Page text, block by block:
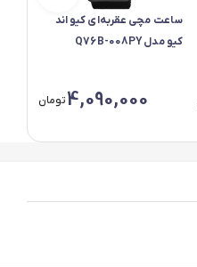
ساعت مچی عقربه‌ای کیو اند
کیو مدل Q76B-008PY
4,090,000تومان